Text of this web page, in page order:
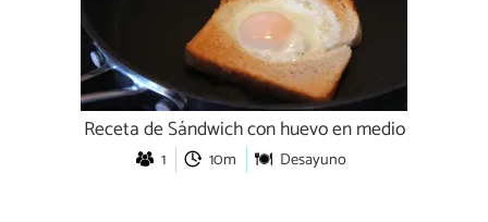
Receta de Sándwich con huevo en medio
1 10m Desayuno